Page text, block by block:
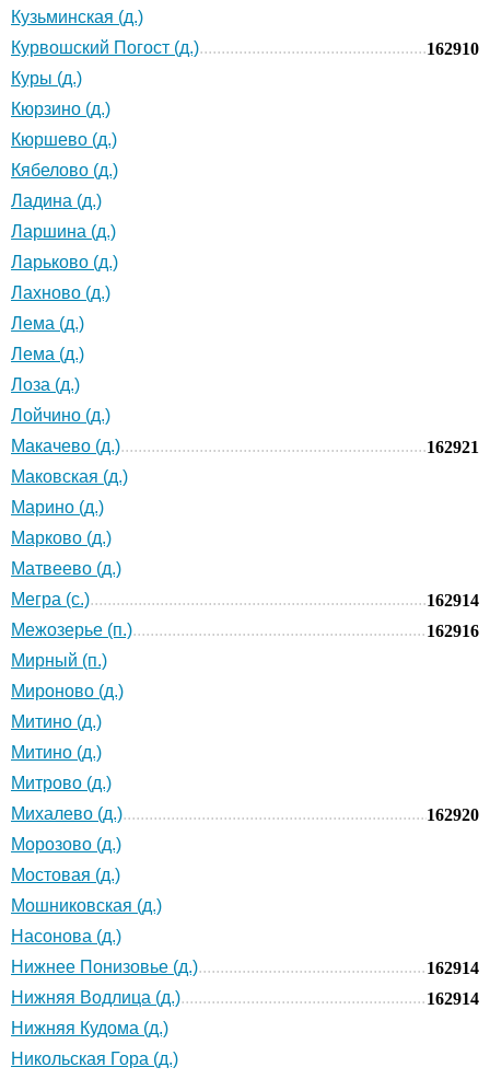
Кузьминская (д.)
Курвошский Погост (д.)
162910
Куры (д.)
Кюрзино (д.)
Кюршево (д.)
Кябелово (д.)
Ладина (д.)
Ларшина (д.)
Ларьково (д.)
Лахново (д.)
Лема (д.)
Лема (д.)
Лоза (д.)
Лойчино (д.)
Макачево (д.)
162921
Маковская (д.)
Марино (д.)
Марково (д.)
Матвеево (д.)
Мегра (с.)
162914
Межозерье (п.)
162916
Мирный (п.)
Мироново (д.)
Митино (д.)
Митино (д.)
Митрово (д.)
Михалево (д.)
162920
Морозово (д.)
Мостовая (д.)
Мошниковская (д.)
Насонова (д.)
Нижнее Понизовье (д.)
162914
Нижняя Водлица (д.)
162914
Нижняя Кудома (д.)
Никольская Гора (д.)